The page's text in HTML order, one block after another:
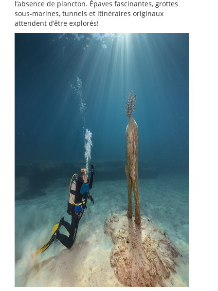
l’absence de plancton. Épaves fascinantes, grottes
sous-marines, tunnels et itinéraires originaux
attendent d’être explorés!